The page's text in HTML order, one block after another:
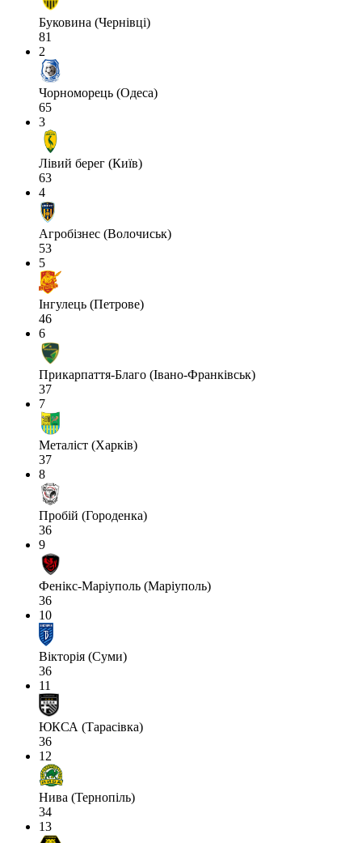
Буковина (Чернівці)
81
2
Чорноморець (Одеса)
65
3
Лівий берег (Київ)
63
4
Агробізнес (Волочиськ)
53
5
Інгулець (Петрове)
46
6
Прикарпаття-Благо (Івано-Франківськ)
37
7
Металіст (Харків)
37
8
Пробій (Городенка)
36
9
Фенікс-Маріуполь (Маріуполь)
36
10
Вікторія (Суми)
36
11
ЮКСА (Тарасівка)
36
12
Нива (Тернопіль)
34
13